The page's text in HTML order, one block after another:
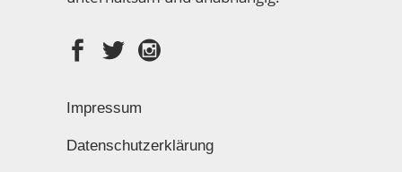
Impressum
Datenschutzerklärung